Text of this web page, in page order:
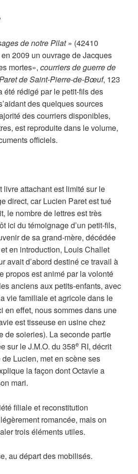
de notre Pilat» (42410
2009 un ouvrage de Jacques
mortes»,courriers de guerre de
de Saint-Pierre-de-Bœuf, 123
été rédigé par le petit-fils des
des quelques sources
des courriers disponibles,
est reproduite dans le volume,
officiels.
livre attachant est limité sur le
direct, car Lucien Paret est tué
le nombre de lettres est très
ici du témoignage d’un petit-fils,
de sa grand-mère, décédée
en introduction, Louis Challet
avait d’abord destiné ce travail à
propos est animé par la volonté
anciens aux petits-enfants, avec
vie familiale et agricole dans le
en effet, nous sommes dans une
est tisseuse en usine chez
de soieries). La seconde partie
sur le J.M.O. du 358e RI, décrit
de Lucien, met en scène ses
la façon dont Octavie a
mari.
filiale et reconstitution
romancée, mais on
trois éléments utiles.
au départ des mobilisés.